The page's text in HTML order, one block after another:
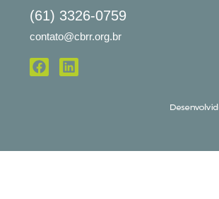
(61) 3326-0759
contato@cbrr.org.br